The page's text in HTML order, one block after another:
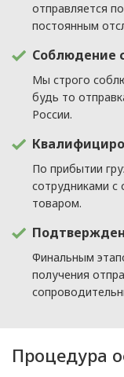
отправляется
постоянным
Соблюдение
Мы строго
будь то
России.
По прибытии
сотрудниками
товаром.
Финальным
получения
Процедура